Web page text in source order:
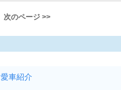
次のページ >>
愛車紹介